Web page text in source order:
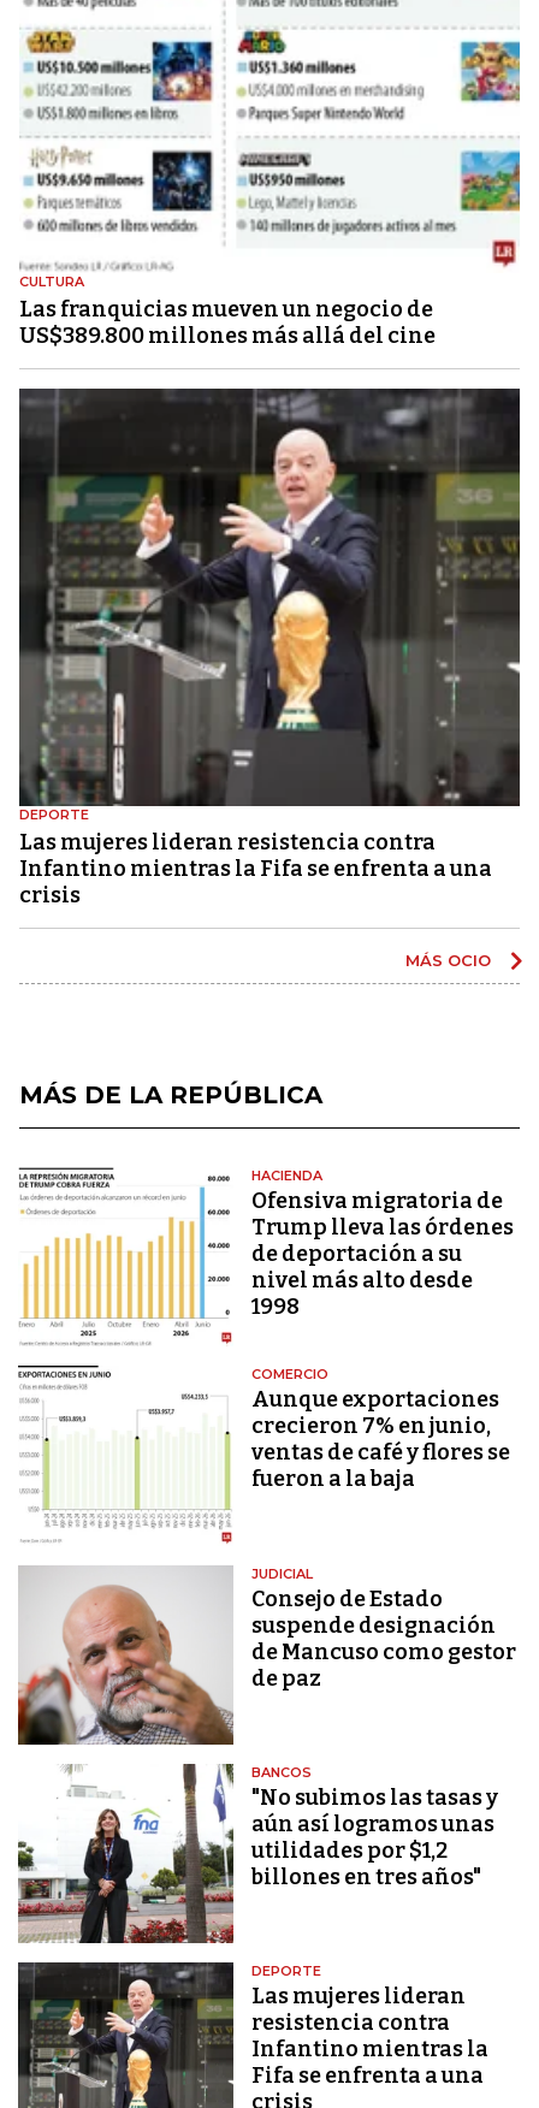
CULTURA
Las franquicias mueven un negocio de
US$389.800 millones más allá del cine
DEPORTE
Las mujeres lideran resistencia contra
Infantino mientras la Fifa se enfrenta a una
crisis
MÁS OCIO
MÁS DE LA REPÚBLICA
HACIENDA
Ofensiva migratoria de
Trump lleva las órdenes
de deportación a su
nivel más alto desde
1998
COMERCIO
Aunque exportaciones
crecieron 7% en junio,
ventas de café y flores se
fueron a la baja
JUDICIAL
Consejo de Estado
suspende designación
de Mancuso como gestor
de paz
BANCOS
"No subimos las tasas y
aún así logramos unas
utilidades por $1,2
billones en tres años"
DEPORTE
Las mujeres lideran
resistencia contra
Infantino mientras la
Fifa se enfrenta a una
crisis